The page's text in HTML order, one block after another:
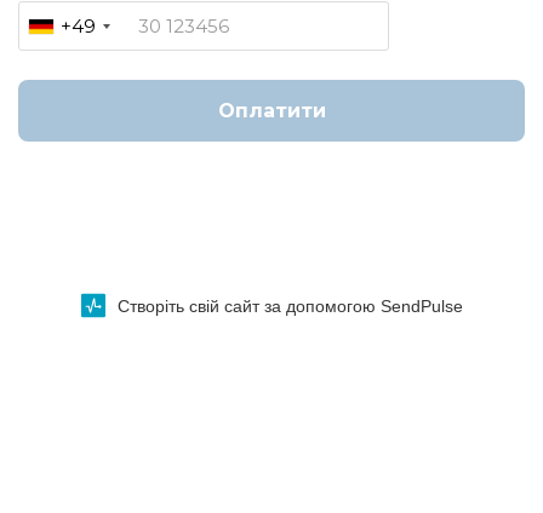
+49
Оплатити
Створіть свій сайт за допомогою SendPulse